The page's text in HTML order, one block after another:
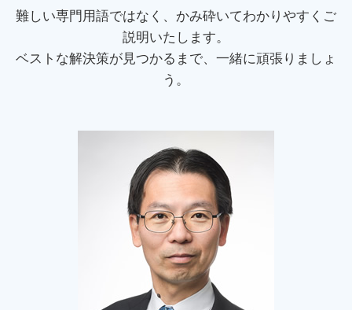
自己破産 免責
振り込め詐欺 通報
クーリングオフ 制度
クーリングオフ 条件
情報商材 クーリングオフ
担保不動産 競売 流れ
債権回収 代行
債権回収 方法
民事再生 埼玉県 相談
裁判業務 千葉県 司法書士
債務整理 日野市 司法書士
債務整理 千葉県 相談
裁判業務 多摩市 相談
消費者被害 神奈川県 司法書士
過払い金 千葉県 司法書士
難しい専門用語ではなく、かみ砕いてわかりやすくご
説明いたします。
ベストな解決策が見つかるまで、一緒に頑張りましょ
う。